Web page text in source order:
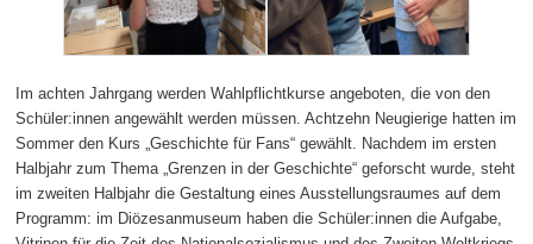
Im achten Jahrgang werden Wahlpflichtkurse angeboten, die von den
Schüler:innen angewählt werden müssen. Achtzehn Neugierige hatten im
Sommer den Kurs „Geschichte für Fans“ gewählt. Nachdem im ersten
Halbjahr zum Thema „Grenzen in der Geschichte“ geforscht wurde, steht
im zweiten Halbjahr die Gestaltung eines Ausstellungsraumes auf dem
Programm: im Diözesanmuseum haben die Schüler:innen die Aufgabe,